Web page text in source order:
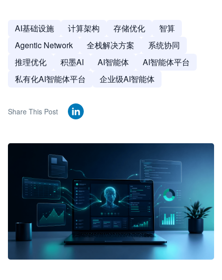
AI基础设施 计算架构 存储优化
智算
Agentic Network
全栈解决方案
系统协同
推理优化
积墨AI AI智能体
AI智能体平台
私有化AI智能体平台
企业级AI智能体
Share This Post